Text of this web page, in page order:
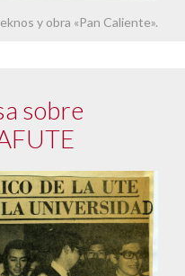
y obra «Pan Caliente».
sobre